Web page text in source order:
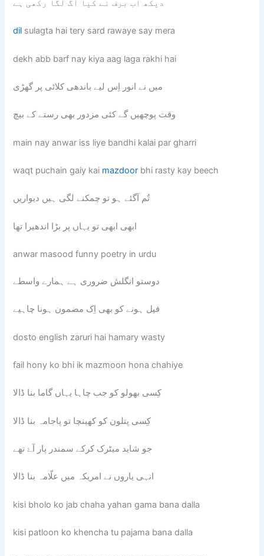
دیکھ اب برف نے کیا آگ لگا رکھی ہے
dil sulagta hai tery sard rawaye say mera
dekh abb barf nay kiya aag laga rakhi hai
میں نے انور اِس لیے باندھی کلائی پر گھڑی
وقت پوچھیں گے کئی مزدور بھی رستے کے بیچ
main nay anwar iss liye bandhi kalai par gharri
waqt puchain gaiy kai mazdoor bhi rasty kay beech
تٌم آگئے ہو تو چمکنے لگی ہیں دیواریں
ابھی ابھی تو یہاں پر بڑا اندھیرا تھا
anwar masood funny poetry in urdu
دوستو انگلش ضروری ہے ہمارے واسطے
فیل ہونے کو بھی اِک مضمون ہونا چاہیے
dosto english zaruri hai hamary wasty
fail hony ko bhi ik mazmoon hona chahiye
کِسی بھولو کو جب چاہا یہاں گاما بنا ڈالا
کِسی پتلون کو کھینچا تو پاجامہ بنا ڈالا
جو شاید میٹرک کرکے سمندر پار آۓ تھے
انہی یاروں نے امریکہ میں علّامہ بنا ڈالا
kisi bholo ko jab chaha yahan gama bana dalla
kisi patloon ko khencha tu pajama bana dalla